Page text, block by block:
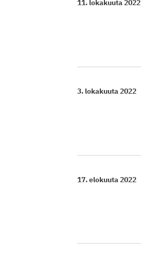
11. lokakuuta 2022
3. lokakuuta 2022
17. elokuuta 2022